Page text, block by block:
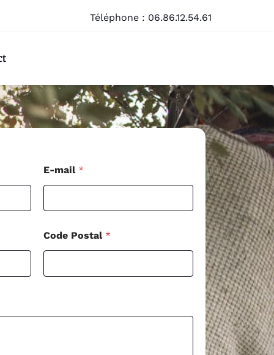
Téléphone : 06.86.12.54.61
E-mail *
Code Postal *